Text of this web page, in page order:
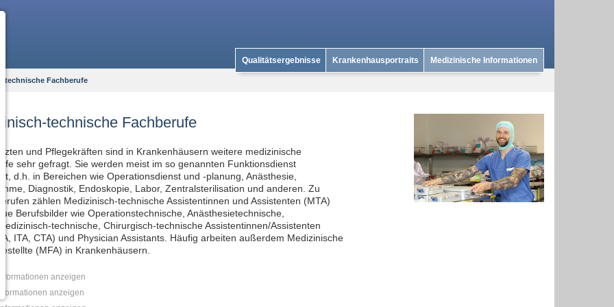
Qualitätsergebnisse Krankenhausportraits Medizinische Informationen
technische Fachberufe
technische Fachberufe
und Pflegekräften sind in Krankenhäusern weitere medizinische
sehr gefragt. Sie werden meist im so genannten Funktionsdienst
d.h. in Bereichen wie Operationsdienst und -planung, Anästhesie,
Diagnostik, Endoskopie, Labor, Zentralsterilisation und anderen. Zu
zählen Medizinisch-technische Assistentinnen und Assistenten (MTA)
Berufsbilder wie Operationstechnische, Anästhesietechnische,
technische, Chirurgisch-technische Assistentinnen/Assistenten
ITA, CTA) und Physician Assistants. Häufig arbeiten außerdem Medizinische
(MFA) in Krankenhäusern.